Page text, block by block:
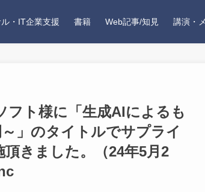
・IT企業支援 書籍 Web記事/知見 講演・
フト様に「生成AIによるも
」のタイトルでサプライ
きました。（24年5月2